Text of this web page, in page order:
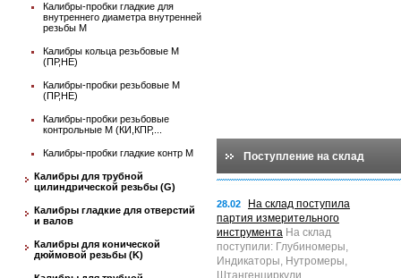
Калибры-пробки гладкие для
внутреннего диаметра внутренней
резьбы М
Калибры кольца резьбовые М
(ПР,НЕ)
Калибры-пробки резьбовые М
(ПР,НЕ)
Калибры-пробки резьбовые
контрольные М (КИ,КПР,...
Калибры-пробки гладкие контр М
Калибры для трубной
цилиндрической резьбы (G)
Калибры гладкие для отверстий
и валов
Калибры для конической
дюймовой резьбы (K)
Поступление на склад
28.02
На склад поступила
партия измерительного
инструмента На склад
поступили: Глубиномеры,
Индикаторы, Нутромеры,
Штангенциркули